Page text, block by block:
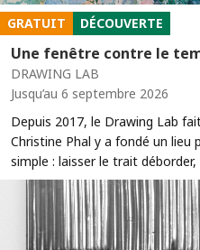
GRATUIT DÉCOUVERTE
Une fenêtre contre le
DRAWING LAB
Jusqu’au 6 septembre 2026
Depuis 2017, le Drawing Lab
Christine Phal y a fondé un lieu
simple : laisser le trait